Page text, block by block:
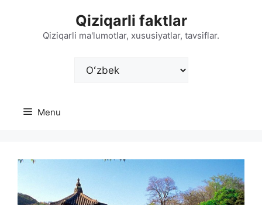
Qiziqarli faktlar
Qiziqarli ma'lumotlar, xususiyatlar, tavsiflar.
Choose
Menu